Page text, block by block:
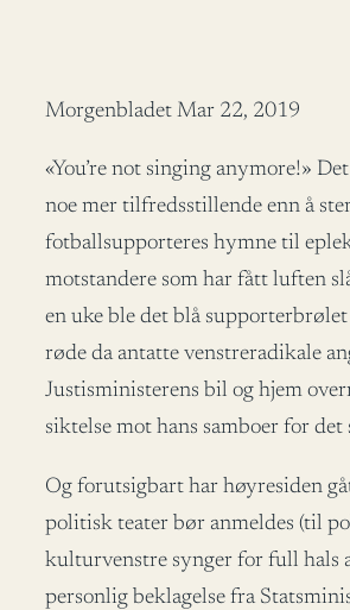
Morgenbladet Mar 22, 2019
«You’re not singing anymore!»
noe mer tilfredsstillende enn å
fotballsupporteres hymne til
motstandere som har fått luften
en uke ble det blå
røde da antatte venstreradikale
Justisministerens bil og hjem
siktelse mot hans samboer for det
Og forutsigbart har høyresiden
politisk teater bør anmeldes (til
kulturvenstre synger for full hals
personlig beklagelse fra